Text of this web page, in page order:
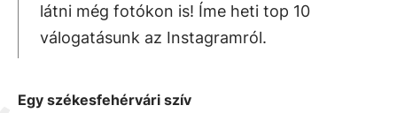
látni még fotókon is! Íme heti top 10
válogatásunk az Instagramról.
Egy székesfehérvári szív